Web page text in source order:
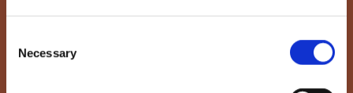
Selection
Necessary